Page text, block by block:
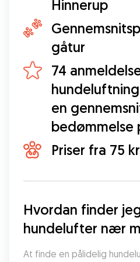
Hinnerup
gåtur
74
en
bedømmelse
Priser fra 75
Hvordan finder
hundelufter nær
At finde en pålidelig